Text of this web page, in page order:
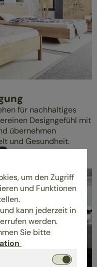
für nachhaltiges
Designgefühl mit
übernehmen
und Gesundheit.
um den Zugriff
und Funktionen
kann jederzeit in
werden.
Sie bitte